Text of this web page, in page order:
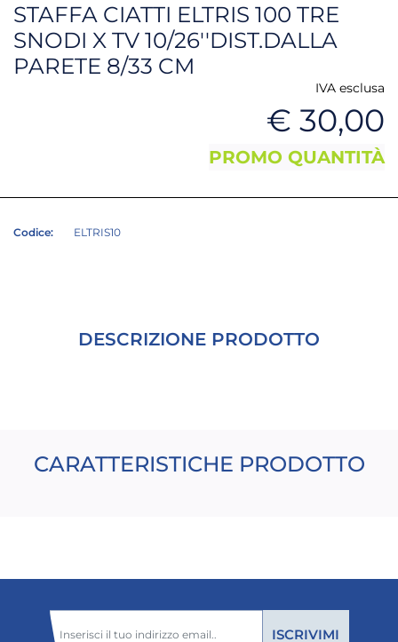
STAFFA CIATTI ELTRIS 100 TRE
SNODI X TV 10/26''DIST.DALLA
PARETE 8/33 CM
IVA esclusa
€ 30,00
PROMO QUANTITÀ
Codice: ELTRIS10
DESCRIZIONE PRODOTTO
CARATTERISTICHE PRODOTTO